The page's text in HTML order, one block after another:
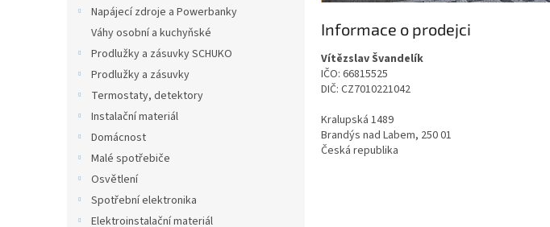
Napájecí zdroje a Powerbanky
Váhy osobní a kuchyňské
Prodlužky a zásuvky SCHUKO
Prodlužky a zásuvky
Termostaty, detektory
Instalační materiál
Domácnost
Malé spotřebiče
Osvětlení
Spotřební elektronika
Elektroinstalační materiál
Informace o prodejci
Vítězslav Švandelík
IČO: 66815525
DIČ: CZ7010221042
Kralupská 1489
Brandýs nad Labem, 250 01
Česká republika